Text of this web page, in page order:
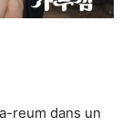
reum dans un